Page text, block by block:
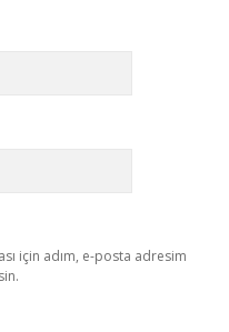
için adım, e-posta adresim